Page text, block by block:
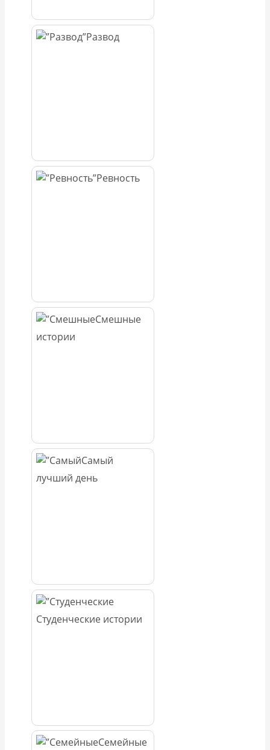
Развод
Ревность
Смешные
истории
Самый
лучший день
Студенческие истории
Семейные